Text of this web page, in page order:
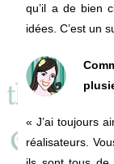
qu’il a de bien
idées. C’est un
« J’ai toujours
réalisateurs.